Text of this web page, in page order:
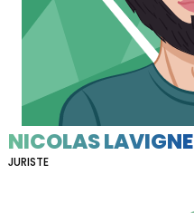
NICOLAS LAVIGNE
JURISTE